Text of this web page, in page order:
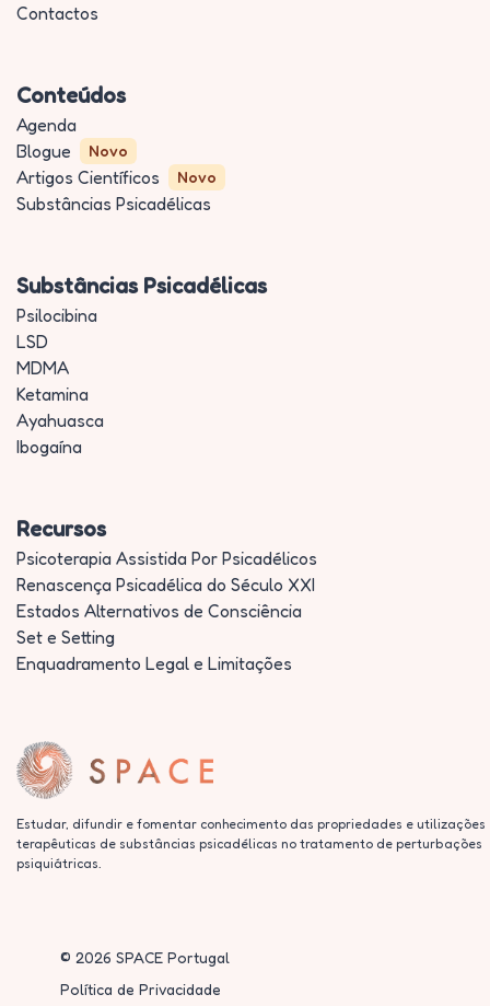
Contactos
Conteúdos
Agenda
Blogue
Novo
Artigos Científicos Novo
Substâncias Psicadélicas
Substâncias Psicadélicas
Psilocibina
LSD
MDMA
Ketamina
Ayahuasca
Ibogaína
Recursos
Psicoterapia Assistida Por Psicadélicos
Renascença Psicadélica do Século XXI
Estados Alternativos de Consciência
Set e Setting
Enquadramento Legal e Limitações
Estudar, difundir e fomentar conhecimento das propriedades e utilizações
terapêuticas de substâncias psicadélicas no tratamento de perturbações
psiquiátricas.
© 2026 SPACE Portugal
Política de Privacidade